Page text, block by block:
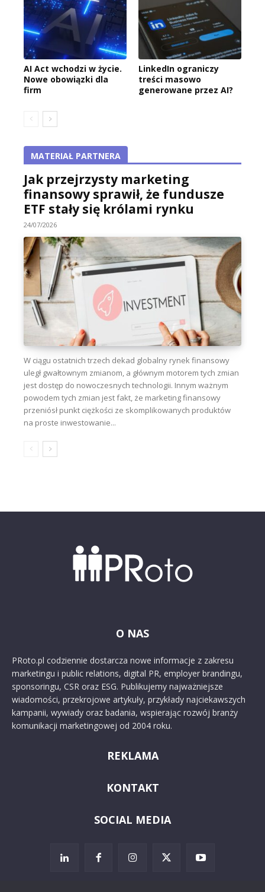
AI Act wchodzi w życie.
Nowe obowiązki dla
firm
LinkedIn ograniczy
treści masowo
generowane przez AI?
MATERIAŁ PARTNERA
Jak przejrzysty marketing
finansowy sprawił, że fundusze
ETF stały się królami rynku
24/07/2026
W ciągu ostatnich trzech dekad globalny rynek finansowy
uległ gwałtownym zmianom, a głównym motorem tych zmian
jest dostęp do nowoczesnych technologii. Innym ważnym
powodem tych zmian jest fakt, że marketing finansowy
przeniósł punkt ciężkości ze skomplikowanych produktów
na proste inwestowanie...
O NAS
PRoto.pl codziennie dostarcza nowe informacje z zakresu
marketingu i public relations, digital PR, employer brandingu,
sponsoringu, CSR oraz ESG. Publikujemy najważniejsze
wiadomości, przekrojowe artykuły, przykłady najciekawszych
kampanii, wywiady oraz badania, wspierając rozwój branży
komunikacji marketingowej od 2004 roku.
REKLAMA
KONTAKT
SOCIAL MEDIA